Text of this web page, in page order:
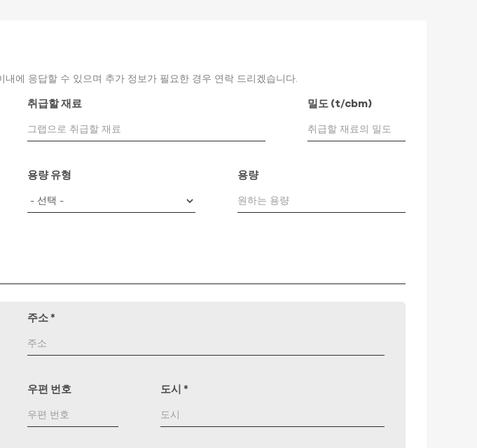
에 응답할 수 있으며 추가 정보가 필요한 경우 연락 드리겠습니다.
취급할 재료 밀도 (t/cbm)
용량 유형 용량
주소 *
우편 번호 도시 *